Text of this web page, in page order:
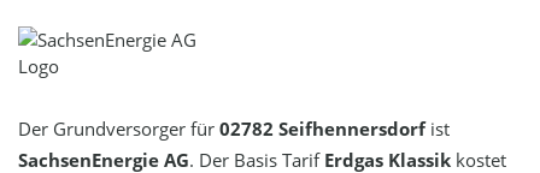
Der Grundversorger für02782 Seifhennersdorfist
SachsenEnergie AG. Der Basis Tarif Erdgas Klassik kostet